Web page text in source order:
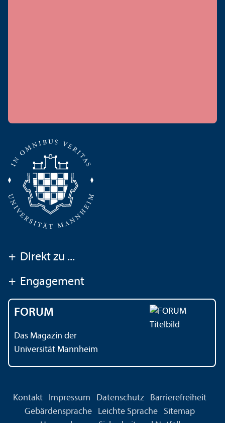
+ Direkt zu ...
+ Engagement
FORUM
Das Magazin der
Universität Mannheim
Kontakt Impressum Datenschutz
Barrierefreiheit
Gebärdensprache
Leichte Sprache
Sitemap